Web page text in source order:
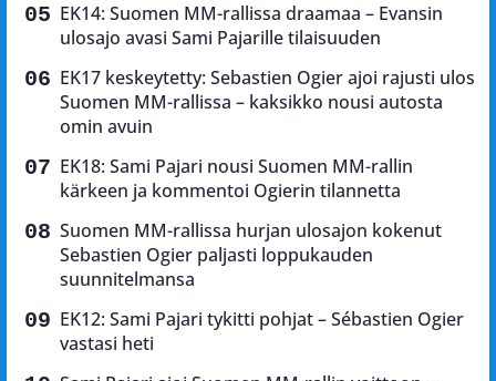
EK14: Suomen MM-rallissa draamaa – Evansin
ulosajo avasi Sami Pajarille tilaisuuden
EK17 keskeytetty: Sebastien Ogier ajoi rajusti ulos
Suomen MM-rallissa – kaksikko nousi autosta
omin avuin
EK18: Sami Pajari nousi Suomen MM-rallin
kärkeen ja kommentoi Ogierin tilannetta
Suomen MM-rallissa hurjan ulosajon kokenut
Sebastien Ogier paljasti loppukauden
suunnitelmansa
EK12: Sami Pajari tykitti pohjat – Sébastien Ogier
vastasi heti